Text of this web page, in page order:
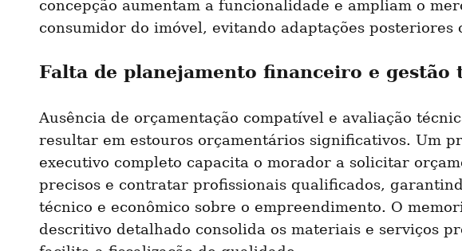
concepção aumentam a funcionalidade e ampliam o
consumidor do imóvel, evitando adaptações posteriores
Falta de planejamento financeiro e gestão
Ausência de orçamentação compatível e avaliação
resultar em estouros orçamentários significativos. Um
executivo completo capacita o morador a solicitar
precisos e contratar profissionais qualificados,
técnico e econômico sobre o empreendimento. O
descritivo detalhado consolida os materiais e serviços